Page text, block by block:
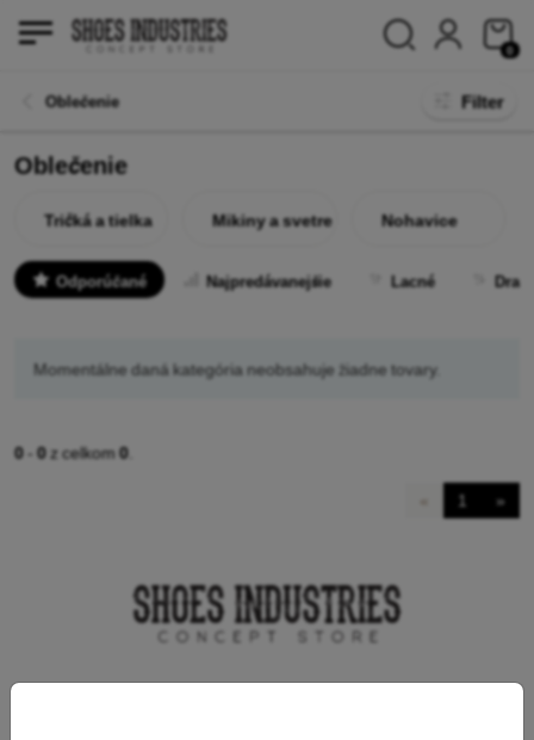
0
Oblečenie Filter
Oblečenie
Tričká a tielka Mikiny a svetre Nohavice
Odporúčané Najpredávanejšie Lacné
Momentálne daná kategória neobsahuje žiadne tovary.
0 -0z celkom0
1 »